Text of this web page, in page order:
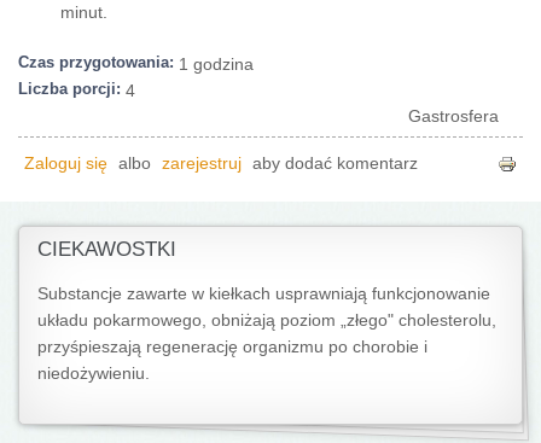
minut.
Czas przygotowania: 1 godzina
Liczba porcji: 4
Gastrosfera
Zaloguj się albo zarejestruj aby dodać komentarz
CIEKAWOSTKI
Substancje zawarte w kiełkach usprawniają funkcjonowanie
układu pokarmowego, obniżają poziom „złego" cholesterolu,
przyśpieszają regenerację organizmu po chorobie i
niedożywieniu.